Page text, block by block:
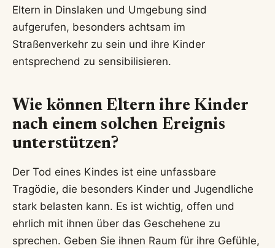
Eltern in Dinslaken und Umgebung sind
aufgerufen, besonders achtsam im
Straßenverkehr zu sein und ihre Kinder
entsprechend zu sensibilisieren.
Wie können Eltern ihre Kinder
nach einem solchen Ereignis
unterstützen?
Der Tod eines Kindes ist eine unfassbare
Tragödie, die besonders Kinder und Jugendliche
stark belasten kann. Es ist wichtig, offen und
ehrlich mit ihnen über das Geschehene zu
sprechen. Geben Sie ihnen Raum für ihre Gefühle,